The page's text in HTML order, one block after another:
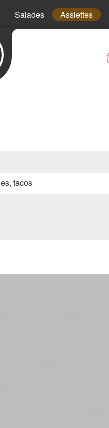
Salades Assiettes
tacos